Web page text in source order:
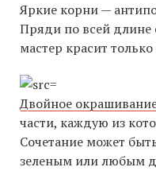
Яркие корни —
Пряди по всей длине
мастер красит
Двойное
части, каждую из
Сочетание может
зеленым или любым